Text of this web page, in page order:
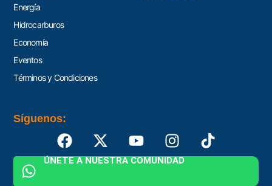
Energía
Hidrocarburos
Economía
Eventos
Términos y Condiciones
Síguenos:
ÚNETE A NUESTRA COMUNIDAD